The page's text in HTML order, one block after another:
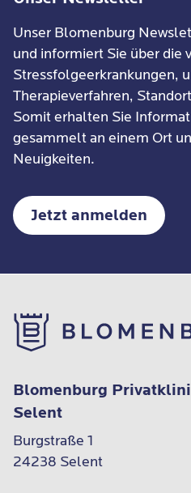
Unser Blomenburg
und informiert Sie über die
Stressfolgeerkrankungen,
Therapieverfahren,
Somit erhalten Sie
gesammelt an einem Ort
Neuigkeiten.
Jetzt anmelden
Blomenburg
Selent
Burgstraße 1
24238 Selent